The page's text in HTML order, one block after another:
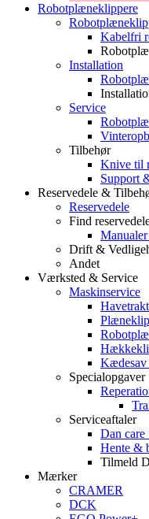
Robotplæneklippere
Kabelfri
Installation
Service
Tilbehør
Knive til
Support
Reservedele &
Reservedele
Find
Drift &
Andet
Værksted & Service
Maskinservice
Kædesav
Specialopgaver
Serviceaftaler
Dan care
Hente &
Tilmeld
Mærker
CRAMER
DCK